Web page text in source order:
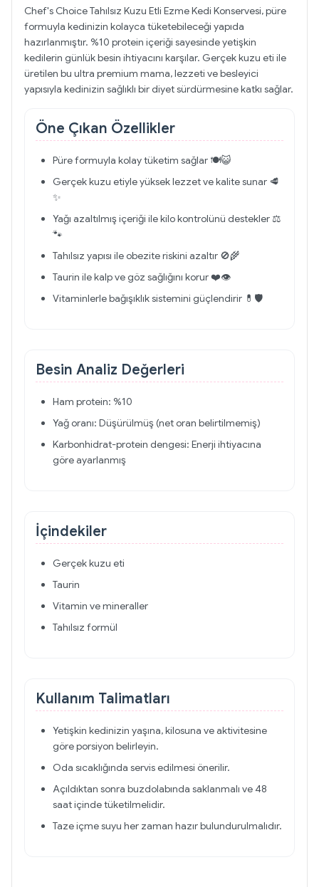
Chef's Choice Tahılsız Kuzu Etli Ezme Kedi Konservesi, püre
formuyla kedinizin kolayca tüketebileceği yapıda
hazırlanmıştır. %10 protein içeriği sayesinde yetişkin
kedilerin günlük besin ihtiyacını karşılar. Gerçek kuzu eti ile
üretilen bu ultra premium mama, lezzeti ve besleyici
yapısıyla kedinizin sağlıklı bir diyet sürdürmesine katkı sağlar.
Öne Çıkan Özellikler
Püre formuyla kolay tüketim sağlar 🍽️😺
Gerçek kuzu etiyle yüksek lezzet ve kalite sunar 🥩
✨
Yağı azaltılmış içeriği ile kilo kontrolünü destekler ⚖️
🐾
Tahılsız yapısı ile obezite riskini azaltır 🚫🌾
Taurin ile kalp ve göz sağlığını korur ❤️👁️
Vitaminlerle bağışıklık sistemini güçlendirir 💊🛡️
Besin Analiz Değerleri
Ham protein: %10
Yağ oranı: Düşürülmüş (net oran belirtilmemiş)
Karbonhidrat-protein dengesi: Enerji ihtiyacına
göre ayarlanmış
İçindekiler
Gerçek kuzu eti
Taurin
Vitamin ve mineraller
Tahılsız formül
Kullanım Talimatları
Yetişkin kedinizin yaşına, kilosuna ve aktivitesine
göre porsiyon belirleyin.
Oda sıcaklığında servis edilmesi önerilir.
Açıldıktan sonra buzdolabında saklanmalı ve 48
saat içinde tüketilmelidir.
Taze içme suyu her zaman hazır bulundurulmalıdır.